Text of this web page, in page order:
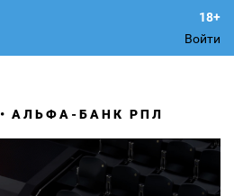
Войти
АЛЬФА-БАНК РПЛ